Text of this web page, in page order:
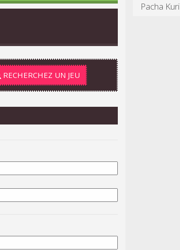
RECHERCHEZ UN JEU
Pacha Kuri